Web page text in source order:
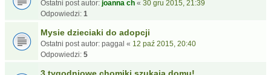
Ostatni post autor: joanna ch « 30 gru 2015, 21:39
Odpowiedzi: 1
Mysie dzieciaki do adopcji
Ostatni post autor: paggal « 12 paź 2015, 20:40
Odpowiedzi: 5